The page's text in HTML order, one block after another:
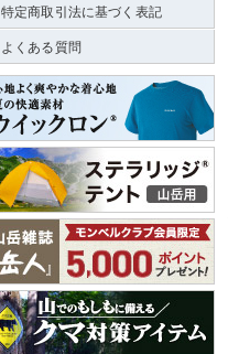
特定商取引法に基づく表記
よくある質問